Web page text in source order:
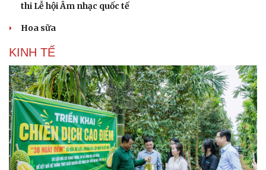
thi Lễ hội Âm nhạc quốc tế
Hoa sữa
KINH TẾ